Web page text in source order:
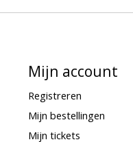
Mijn account
Registreren
Mijn bestellingen
Mijn tickets